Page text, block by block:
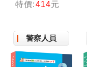
解析＋觀念
特考／警二
技／一般警
察）
特價:414元
警察人員